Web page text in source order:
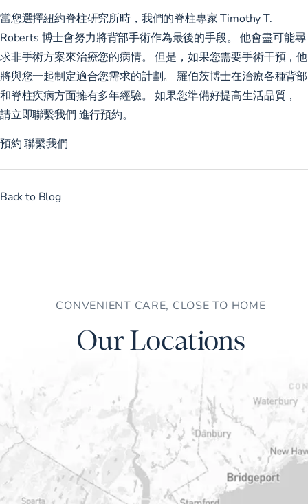
當您選擇紐約脊柱研究所時，我們的脊柱專家Timothy T.
Roberts 博士會努力將背部手術作為最後的手段。 他會盡可能尋
求非手術方案來治療您的病情。 但是，如果您需要手術干預，他
將與您一起制定適合您需求的計劃。 羅伯茨博士在治療各種背部
和脊柱疾病方面擁有多年經驗。 如果您準備好提高生活品質，
請立即聯繫我們 進行預約。
預約 聯繫我們
Back to Blog
CONVENIENT CARE, CLOSE TO HOME
Our Locations